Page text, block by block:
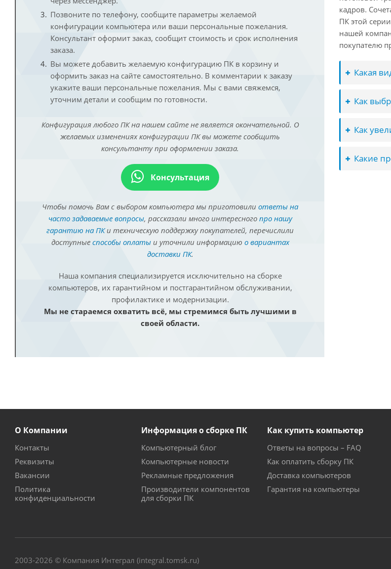
Позвоните по телефону, сообщите параметры желаемой
конфигурации компьютера или ваши персональные пожелания.
Консультант оформит заказ, сообщит стоимость и срок исполнения
заказа.
Вы можете добавить желаемую конфигурацию ПК в корзину и
оформить заказ на сайте самостоятельно. В комментарии к заказу
укажите ваши персональные пожелания. Мы с вами свяжемся,
уточним детали и сообщим по готовности.
Конфигурация любого ПК на нашем сайте не является окончательной. О
желаемых изменениях конфигурации ПК вы можете сообщить
консультанту при оформлении заказа.
Консультация
Чтобы помочь Вам с выбором компьютера мы приготовили ответы на
часто задаваемые вопросы, рассказали много интересного про нашу
гарантию на ПКи техническую поддержку покупателей, перечислили
доступные способы оплатыи уточнили информацию о вариантах
доставки ПК.
Наша компания специализируется исключительно на сборке
компьютеров, их гарантийном и постгарантийном обслуживании,
профилактике и модернизации.
Мы не стараемся охватить всё, мы стремимся быть лучшими в
своей области.
кадров.
ПК этой
нашей
покупателю
Какая
Как
Как
Какие
О Компании
Контакты
Реквизиты
Вакансии
Политика
конфиденциальности
Информация о сборке ПК
Компьютерный блог
Компьютерные новости
Рекламные предложения
Производители компонентов
для сборки ПК
Как купить компьютер
Ответы на вопросы – FAQ
Как оплатить сборку ПК
Доставка компьютеров
Гарантия на компьютеры
2003-2026 © Компания Интеграл (integral.tomsk.ru)